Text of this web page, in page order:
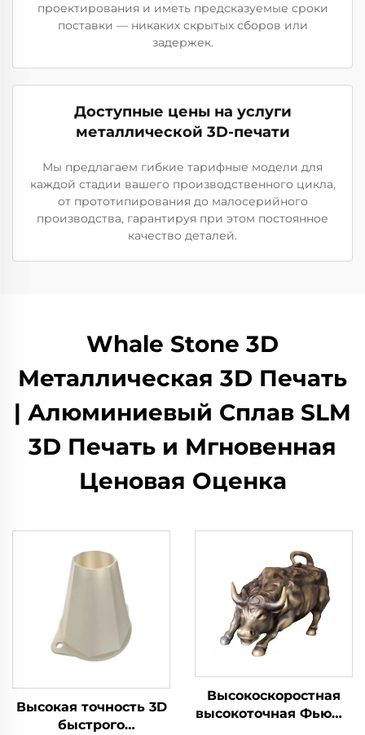
проектирования и иметь предсказуемые сроки
поставки — никаких скрытых сборов или
задержек.
Доступные цены на услуги
металлической 3D-печати
Мы предлагаем гибкие тарифные модели для
каждой стадии вашего производственного цикла,
от прототипирования до малосерийного
производства, гарантируя при этом постоянное
качество деталей.
Whale Stone 3D
Металлическая 3D Печать
| Алюминиевый Сплав SLM
3D Печать и Мгновенная
Ценовая Оценка
Высокая точность 3D
быстрого
Высокоскоростная
высокоточная Фьюжн